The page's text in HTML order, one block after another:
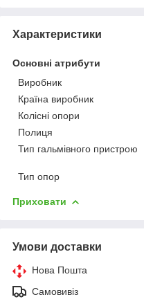
Характеристики
Основні атрибути
Виробник
Країна виробник
Колісні опори
Полиця
Тип гальмівного пристрою
Тип опор
Приховати
Умови доставки
Нова Пошта
Самовивіз